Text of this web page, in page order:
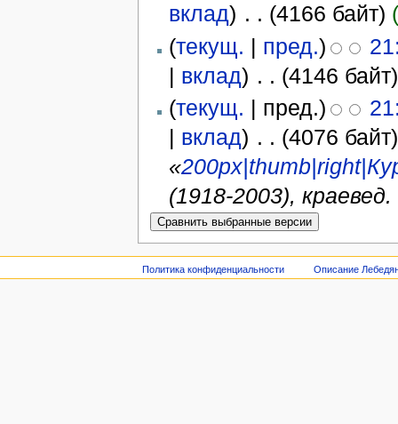
вклад) . . (4166 байт)
(текущ. | пред.)
| вклад) . . (4146 байт)
(текущ. | пред.)
| вклад) . . (4076 байт)
«
(1918-2003), краевед.
Политика конфиденциальности Описание